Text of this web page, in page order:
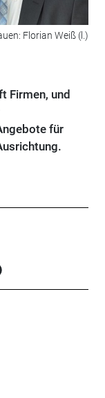
Florian Weiß (l.)
Firmen, und
für